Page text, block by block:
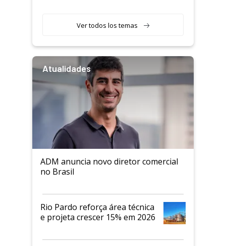
Ver todos los temas
Atualidades
ADM anuncia novo diretor comercial
no Brasil
Rio Pardo reforça área técnica
e projeta crescer 15% em 2026